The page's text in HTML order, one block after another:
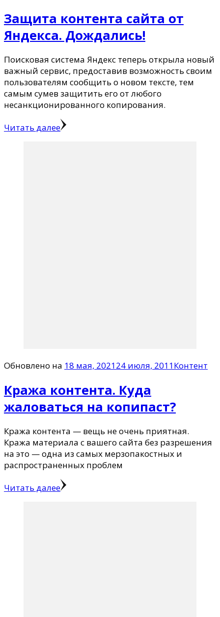
Защита контента сайта от
Яндекса. Дождались!
Поисковая система Яндекс теперь открыла новый
важный сервис, предоставив возможность своим
пользователям сообщить о новом тексте, тем
самым сумев защитить его от любого
несанкционированного копирования.
Читать далее
Обновлено на 18 мая, 202124 июля, 2011Контент
Кража контента. Куда
жаловаться на копипаст?
Кража контента — вещь не очень приятная.
Кража материала с вашего сайта без разрешения
на это — одна из самых мерзопакостных и
распространенных проблем
Читать далее